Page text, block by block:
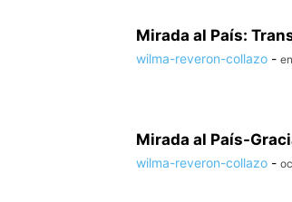
Mirada al País:
wilma-reveron-collazo -
Mirada al País-
wilma-reveron-collazo -